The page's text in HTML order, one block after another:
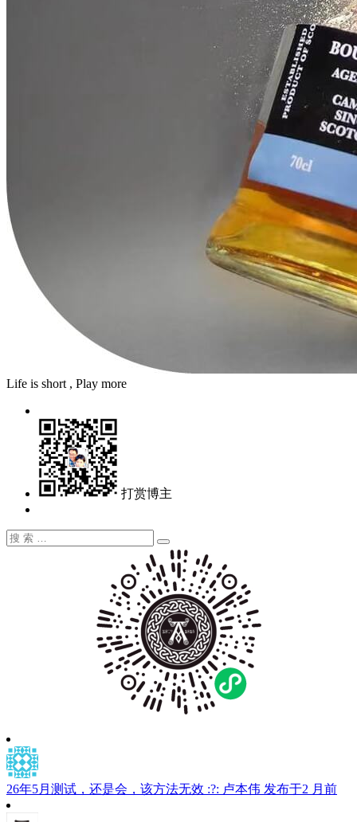
Life is short , Play more
打赏博主
搜
搜
索
26年5月测试，还是会，该方法无效 :?: 卢本伟 发布于2 月前